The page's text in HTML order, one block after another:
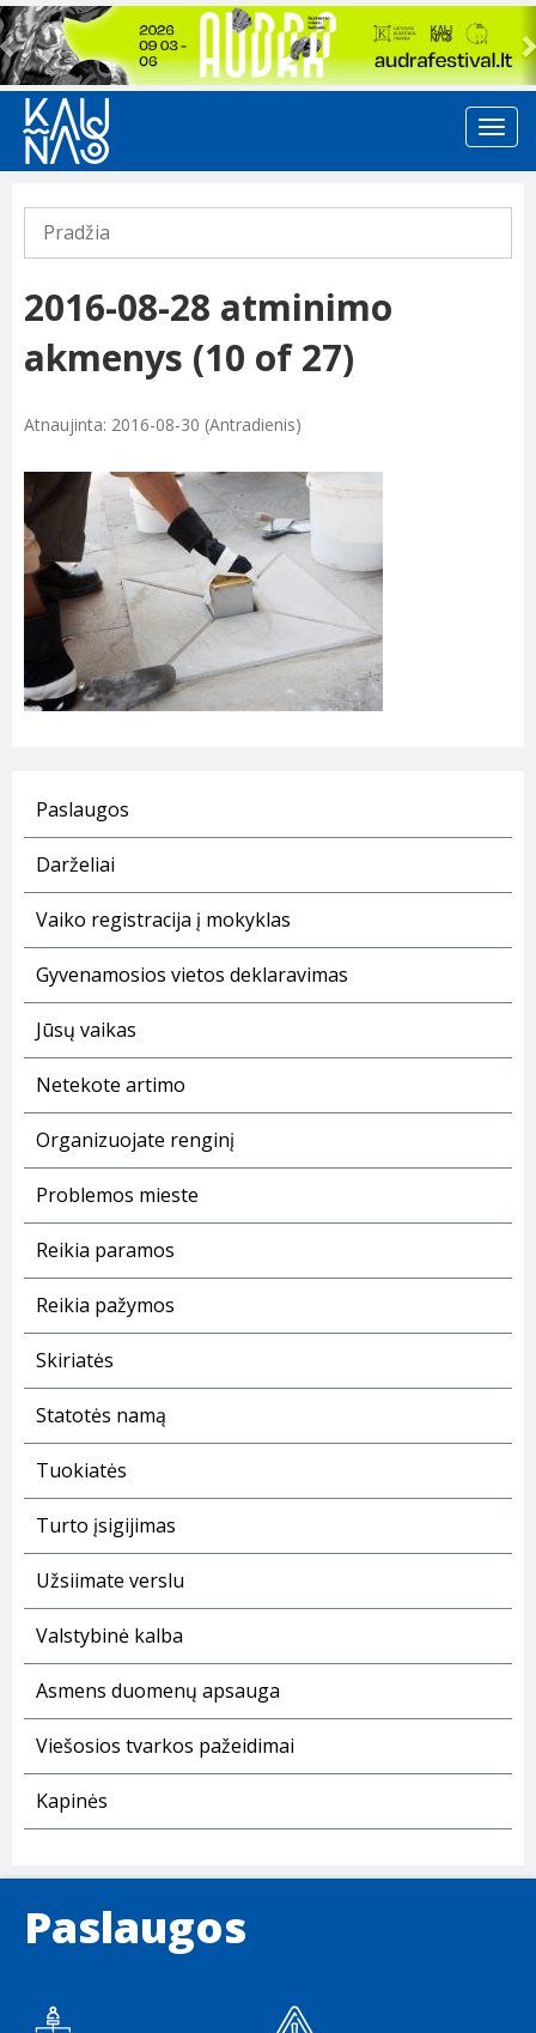
Previous
Pradžia
2016-08-28 atminimo
akmenys (10 of 27)
Atnaujinta: 2016-08-30 (Antradienis)
Paslaugos
Darželiai
Vaiko registracija į mokyklas
Gyvenamosios vietos deklaravimas
Jūsų vaikas
Netekote artimo
Organizuojate renginį
Problemos mieste
Reikia paramos
Reikia pažymos
Skiriatės
Statotės namą
Tuokiatės
Turto įsigijimas
Užsiimate verslu
Valstybinė kalba
Asmens duomenų apsauga
Viešosios tvarkos pažeidimai
Kapinės
Paslaugos